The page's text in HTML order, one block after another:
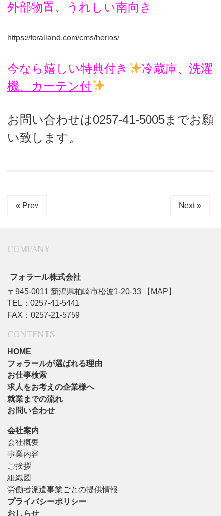
外部物置、うれしい南向き
https://foralland.com/cms/herios/
今なら嬉しい特典付き
冷蔵庫、洗濯
機、カーテン付
お問い合わせは0257-41-5005までお願
い致します。
« Prev Next »
COMPANY
フォラール株式会社
〒945-0011 新潟県柏崎市松波1-20-33 【MAP】
TEL：0257-41-5441
FAX：0257-21-5759
CONTENTS
HOME
フォラールが選ばれる理由
お仕事検索
求人をお考えの企業様へ
就業までの流れ
お問い合わせ
会社案内
会社概要
事業内容
ご挨拶
組織図
労働者派遣事業ごとの提供情報
プライバシーポリシー
おしらせ